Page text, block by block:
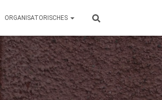
ORGANISATORISCHES